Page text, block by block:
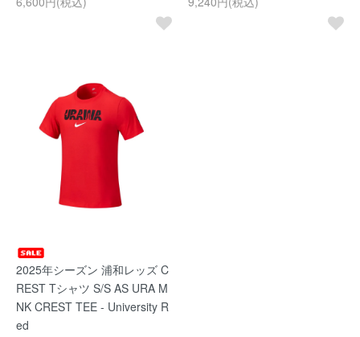
2025年シーズン 浦和レッズ C
REST Tシャツ S/S AS URA M
NK CREST TEE - University R
ed